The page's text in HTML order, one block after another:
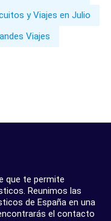
y Viajes en Julio
Viajes
que te permite
Reunimos las
de España en una
el contacto